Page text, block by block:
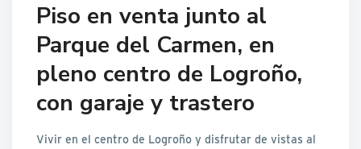
Piso en venta junto al
Parque del Carmen, en
pleno centro de Logroño,
con garaje y trastero
Vivir en el centro de Logroño y disfrutar de vistas al